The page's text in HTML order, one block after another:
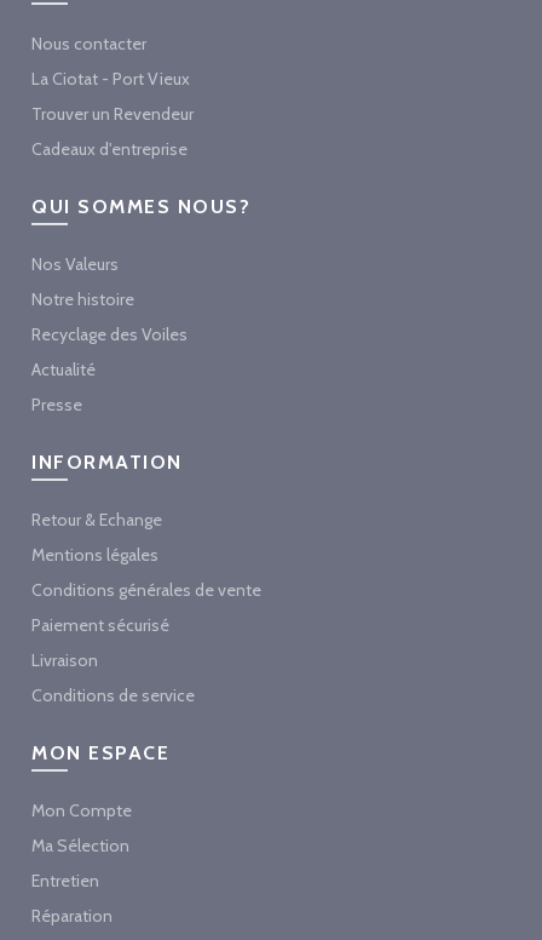
Nous contacter
La Ciotat - Port Vieux
Trouver un Revendeur
Cadeaux d'entreprise
QUI SOMMES NOUS?
Nos Valeurs
Notre histoire
Recyclage des Voiles
Actualité
Presse
INFORMATION
Retour & Echange
Mentions légales
Conditions générales de vente
Paiement sécurisé
Livraison
Conditions de service
MON ESPACE
Mon Compte
Ma Sélection
Entretien
Réparation